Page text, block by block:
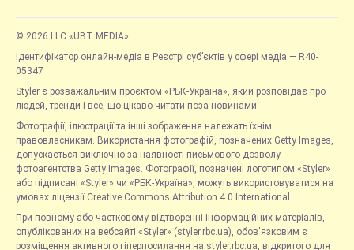
© 2026 LLC «UBT MEDIA»
Ідентифікатор онлайн-медіа в Реєстрі суб’єктів у сфері медіа — R40-
05347
Styler є розважальним проєктом «РБК-Україна», який розповідає про
людей, тренди і все, що цікаво читати поза новинами.
Фотографії, ілюстрації та інші зображення належать їхнім
правовласникам. Використання фотографій, позначених Getty Images,
допускається виключно за наявності письмового дозволу
фотоагентства Getty Images. Фотографії, позначені логотипом «Styler»
або підписані «Styler» чи «РБК-Україна», можуть використовуватися на
умовах ліцензії Creative Commons Attribution 4.0 International.
При повному або частковому відтворенні інформаційних матеріалів,
опублікованих на вебсайті «Styler» (styler.rbc.ua), обов'язковим є
розміщення активного гіперпосилання на styler.rbc.ua, відкритого для